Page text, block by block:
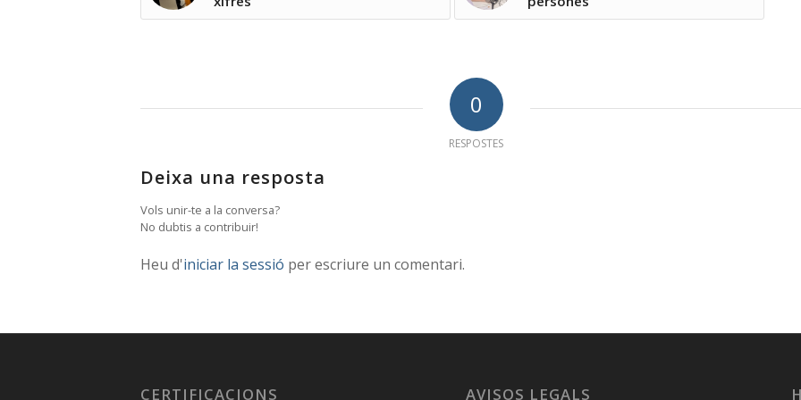
0
RESPOSTES
Deixa una resposta
Vols unir-te a la conversa?
No dubtis a contribuir!
Heu d'iniciar la sessió per escriure un comentari.
CERTIFICACIONS AVISOS LEGALS